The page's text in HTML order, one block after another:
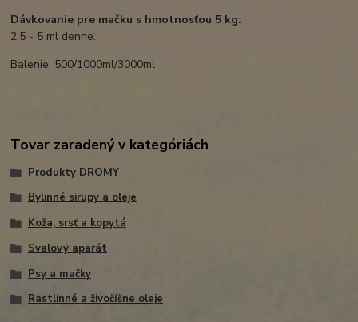
Dávkovanie pre mačku s hmotnosťou 5 kg:
2,5 - 5 ml denne.
Balenie: 500/1000ml/3000ml
Tovar zaradený v kategóriách
Produkty DROMY
Bylinné sirupy a oleje
Koža, srsť a kopytá
Svalový aparát
Psy a mačky
Rastlinné a živočíšne oleje